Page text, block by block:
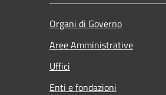
Organi di Governo
Aree Amministrative
Uffici
Enti e fondazioni